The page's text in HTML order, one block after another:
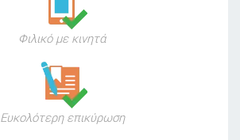
Φιλικό με κινητά
Ευκολότερη επικύρωση